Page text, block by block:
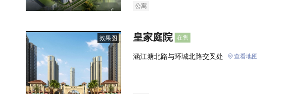
公寓
效果图 皇家庭院 在售
涵江塘北路与环城北路交叉处 查看地图